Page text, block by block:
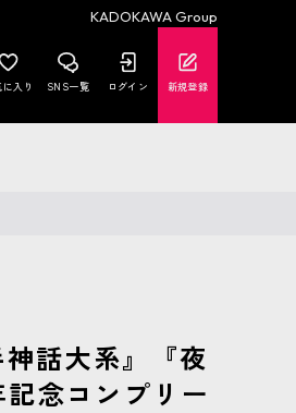
KADOKAWA Group
に入り SNS一覧 ログイン 新規登録
話大系』『夜
念コンプリー